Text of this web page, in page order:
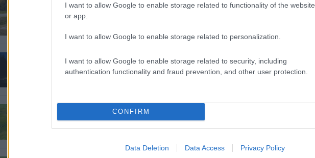
I want to allow Google to enable storage related to functionality of the website
or app.
I want to allow Google to enable storage related to personalization.
I want to allow Google to enable storage related to security, including
authentication functionality and fraud prevention, and other user protection.
CONFIRM
Data Deletion Data Access Privacy Policy
pataurēju!” Liepājnieks ar domubiedriem pašu
spēkiem atjaunojis vēsturisko Liepājas rajona
VIDEO. “Paspējām…!” Autovadītājs piedzīvojis
nervu kutinošu brīdi, kad viņa acu priekšā
izskrēja briedis
grib justies droši! Tiek vākti paraksti par
Liepājas šosejas pārbūvi